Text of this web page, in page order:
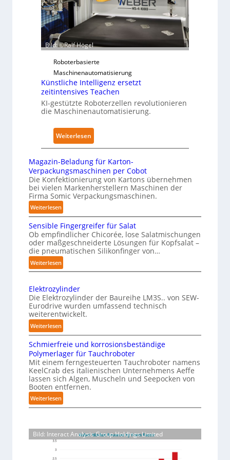
r
h
y
s
i
c
a
l
A
I
i
m
r
n
k
e
h
u
s
r
z
d
e
u
s
w
i
u
g
e
n
v
n
P
h
y
i
a
a
u
f
d
i
t
Bild: ©Ralf Högel
Roboterbasierte
Maschinenautomatisierung
Künstliche Intelligenz ersetzt
zeitintensives Teachen
KI-gestützte Roboterzellen revolutionieren
die Maschinenautomatisierung.
Weiterlesen
K
n
s
t
l
c
h
e
I
l
e
n
z
e
r
t
Magazin-Beladung für Karton-
Verpackungsmaschinen per Cobot
Die Konfektionierung von Kartons übernehmen
bei vielen Markenherstellern Maschinen der
Firma Somic Verpackungsmaschinen.
Weiterlesen:
M
a
g
a
z
i
-
B
e
l
d
u
n
g
f
ü
r
K
t
o
Sensible Fingergreifer für Salat
Ob empfindlicher Chicorée, lose Salatmischungen
oder maßgeschneiderte Lösungen für Kopfsalat –
die pneumatischen Silikonfinger von…
Weiterlesen:
S
n
s
i
b
l
F
i
n
g
e
r
g
e
i
Elektrozylinder
Die Elektrozylinder der Baureihe LM3S.. von SEW-
Eurodrive wurden umfassend technisch
weiterentwickelt.
Weiterlesen:
E
l
e
k
t
r
o
z
i
Schmierfreie und korrosionsbeständige
Polymerlager für Tauchroboter
Mit einem ferngesteuerten Tauchroboter namens
KeelCrab des italienischen Unternehmens Aeffe
lassen sich Algen, Muscheln und Seepocken von
Booten entfernen.
Weiterlesen:
S
h
m
Bild: Interact Analysis Group Holdings Limited